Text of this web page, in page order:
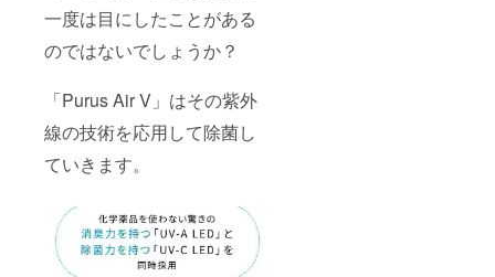
一度は目にしたことがある
のではないでしょうか？
「Purus Air V」はその紫外
線の技術を応用して除菌し
ていきます。